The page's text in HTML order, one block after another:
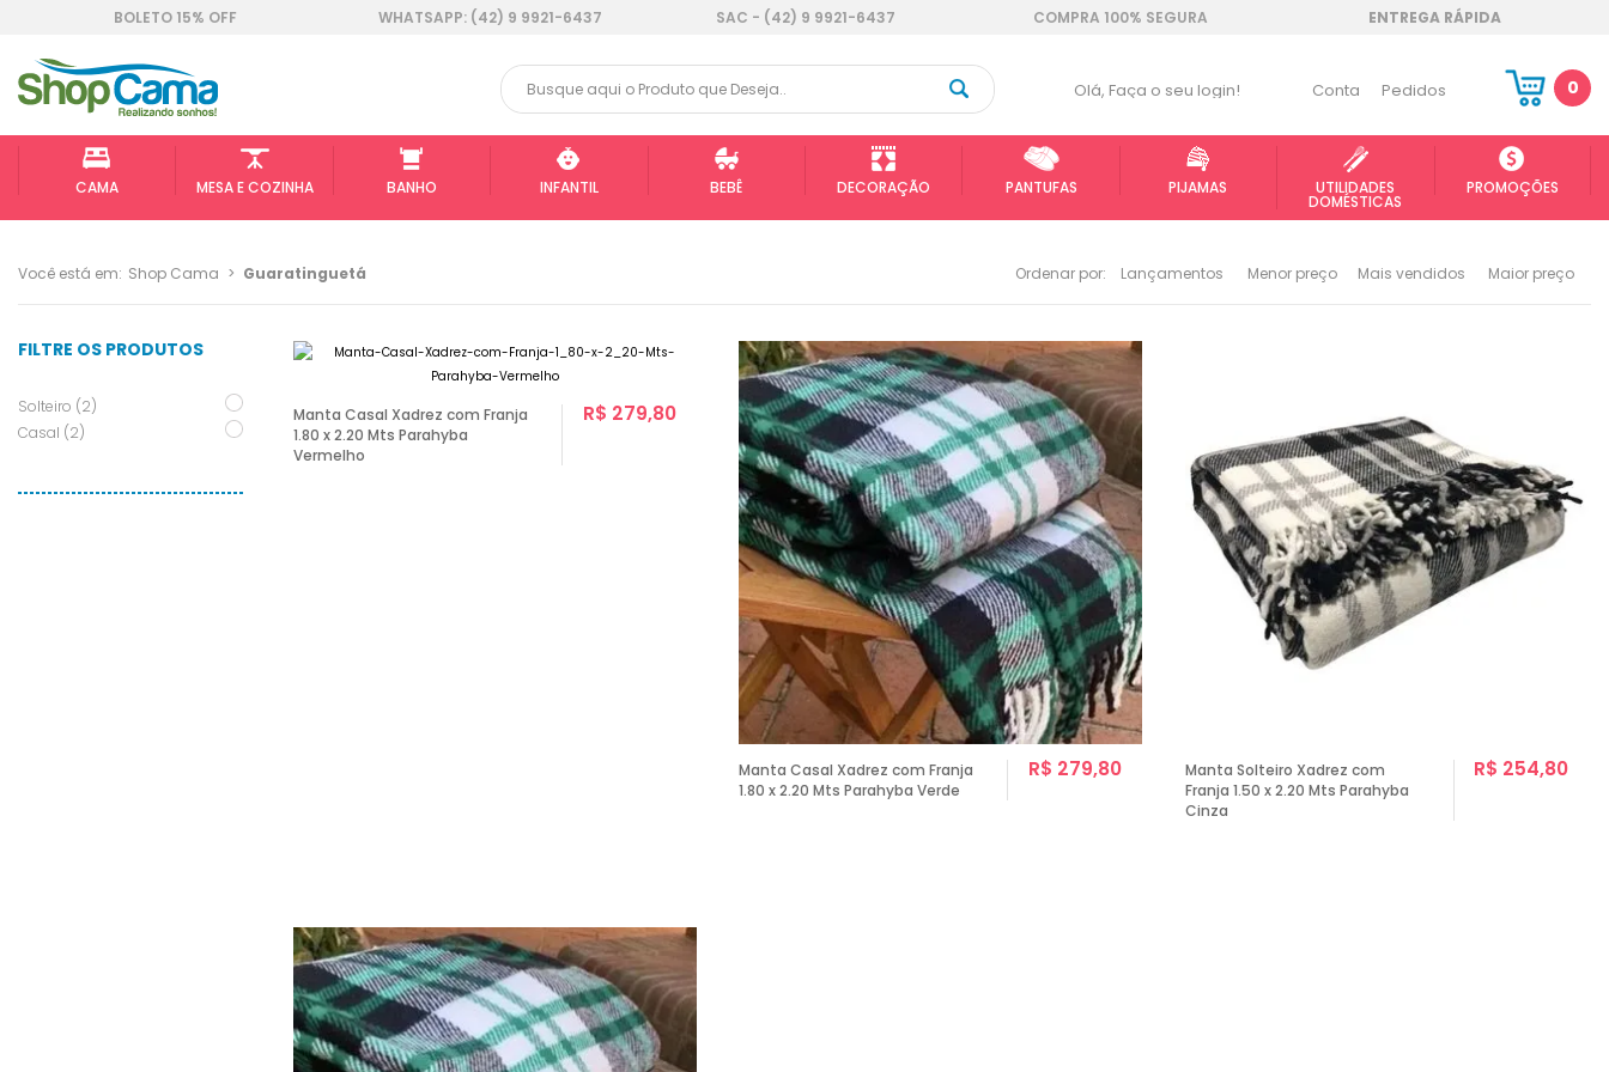
BOLETO 15% OFF WHATSAPP: (42) 9 9921-6437 SAC - (42) 9 9921-6437 COMPRA 100% SEGURA ENTREGA RÁPIDA
Olá, Faça o seu login! Conta Pedidos 0
CAMA MESA E COZINHA BANHO INFANTIL BEBÊ DECORAÇÃO PANTUFAS PIJAMAS UTILIDADES
DOMÉSTICAS
PROMOÇÕES
Você está em: Shop Cama > Guaratinguetá Ordenar por: Lançamentos Menor preço Mais vendidos Maior preço
FILTRE OS PRODUTOS
Solteiro (2)
Casal (2)
Manta Casal Xadrez com Franja
1.80 x 2.20 Mts Parahyba
Vermelho
R$ 279,80
Manta Casal Xadrez com Franja
1.80 x 2.20 Mts Parahyba Verde
R$ 279,80
Manta Solteiro Xadrez com
Franja 1.50 x 2.20 Mts Parahyba
Cinza
R$ 254,80